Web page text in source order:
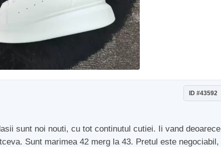
ID #43592
sunt noi nouti, cu tot continutul cutiei. Ii vand deoarece
Sunt marimea 42 merg la 43. Pretul este negociabil,